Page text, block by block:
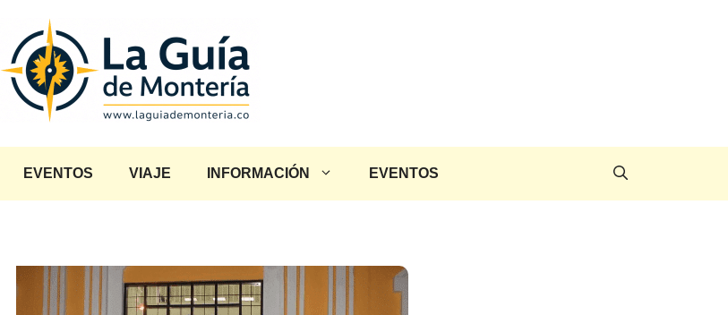
EVENTOS VIAJE INFORMACIÓN EVENTOS